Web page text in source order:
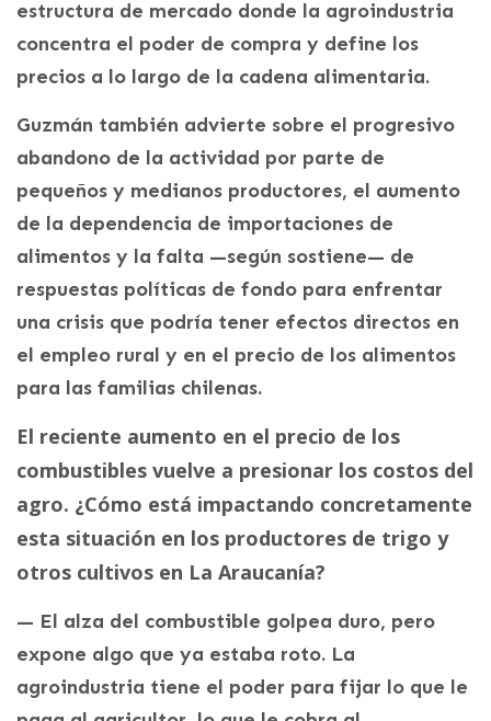
estructura de mercado donde la agroindustria
concentra el poder de compra y define los
precios a lo largo de la cadena alimentaria.
Guzmán también advierte sobre el progresivo
abandono de la actividad por parte de
pequeños y medianos productores, el aumento
de la dependencia de importaciones de
alimentos y la falta —según sostiene— de
respuestas políticas de fondo para enfrentar
una crisis que podría tener efectos directos en
el empleo rural y en el precio de los alimentos
para las familias chilenas.
El reciente aumento en el precio de los
combustibles vuelve a presionar los costos del
agro. ¿Cómo está impactando concretamente
esta situación en los productores de trigo y
otros cultivos en La Araucanía?
— El alza del combustible golpea duro, pero
expone algo que ya estaba roto. La
agroindustria tiene el poder para fijar lo que le